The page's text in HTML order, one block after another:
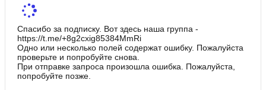
Спасибо за подписку. Вот здесь наша группа -
https://t.me/+8g2cxig85384MmRi
Одно или несколько полей содержат ошибку. Пожалуйста
проверьте и попробуйте снова.
При отправке запроса произошла ошибка. Пожалуйста,
попробуйте позже.